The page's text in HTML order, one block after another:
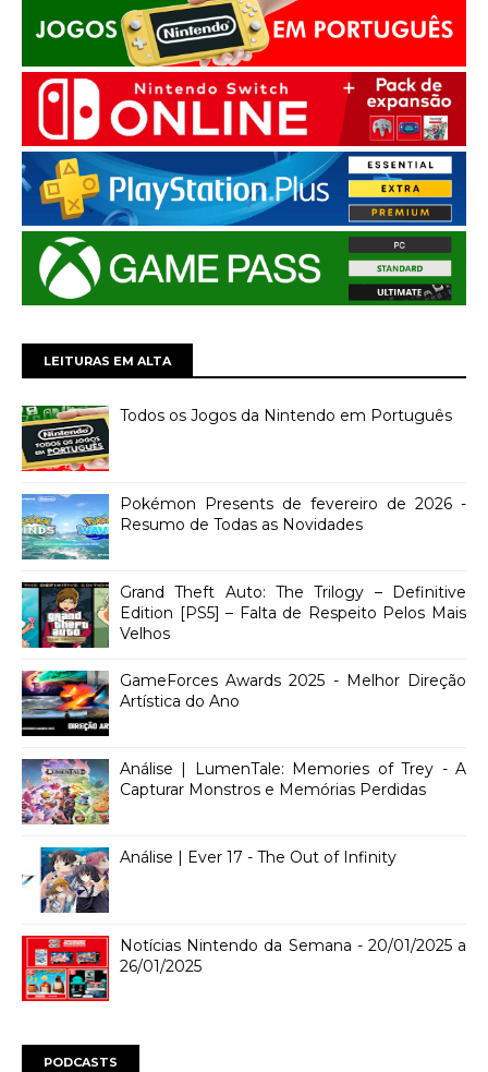
LEITURAS EM ALTA
Todos os Jogos da Nintendo em Português
Pokémon Presents de fevereiro de 2026 -
Resumo de Todas as Novidades
Grand Theft Auto: The Trilogy – Definitive
Edition [PS5] – Falta de Respeito Pelos Mais
Velhos
GameForces Awards 2025 - Melhor Direção
Artística do Ano
Análise | LumenTale: Memories of Trey - A
Capturar Monstros e Memórias Perdidas
Análise | Ever 17 - The Out of Infinity
Notícias Nintendo da Semana - 20/01/2025 a
26/01/2025
PODCASTS